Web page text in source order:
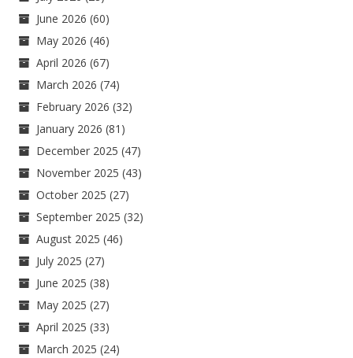
June 2026 (60)
May 2026 (46)
April 2026 (67)
March 2026 (74)
February 2026 (32)
January 2026 (81)
December 2025 (47)
November 2025 (43)
October 2025 (27)
September 2025 (32)
August 2025 (46)
July 2025 (27)
June 2025 (38)
May 2025 (27)
April 2025 (33)
March 2025 (24)